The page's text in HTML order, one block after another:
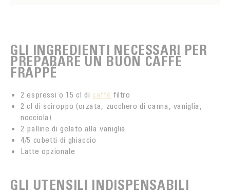
GLI INGREDIENTI NECESSARI PER
PREPARARE UN BUON CAFFÈ
FRAPPÉ
2 espressi o 15 cl di caffè filtro
2 cl di sciroppo (orzata, zucchero di canna, vaniglia,
nocciola)
2 palline di gelato alla vaniglia
4/5 cubetti di ghiaccio
Latte opzionale
GLI UTENSILI INDISPENSABILI